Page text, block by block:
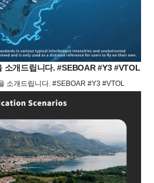
소개드립니다. #SEBOAR #Y3 #VTOL
소개드립니다. #SEBOAR #Y3 #VTOL